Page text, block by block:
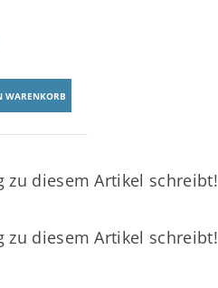
zu diesem Artikel schreibt!
zu diesem Artikel schreibt!